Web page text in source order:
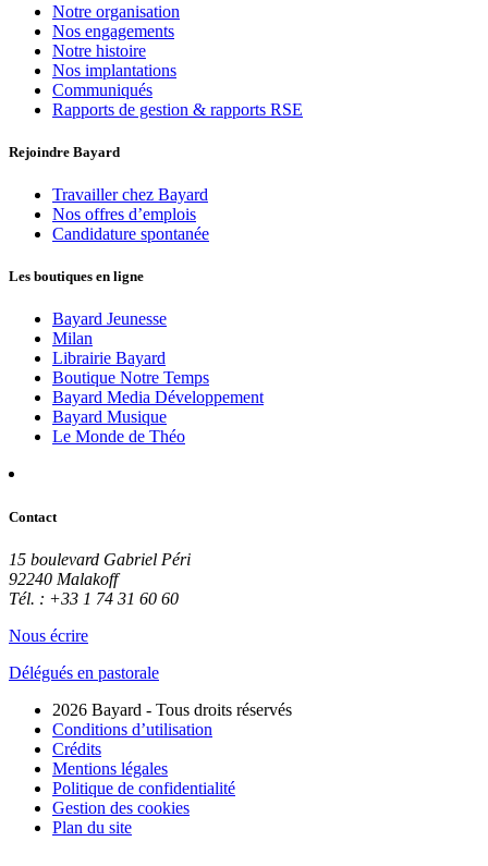
Notre organisation
Nos engagements
Notre histoire
Nos implantations
Communiqués
Rapports de gestion & rapports RSE
Rejoindre Bayard
Travailler chez Bayard
Nos offres d’emplois
Candidature spontanée
Les boutiques en ligne
Bayard Jeunesse
Milan
Librairie Bayard
Boutique Notre Temps
Bayard Media Développement
Bayard Musique
Le Monde de Théo
Contact
15 boulevard Gabriel Péri
92240 Malakoff
Tél. : +33 1 74 31 60 60
Nous écrire
Délégués en pastorale
2026 Bayard - Tous droits réservés
Conditions d’utilisation
Crédits
Mentions légales
Politique de confidentialité
Gestion des cookies
Plan du site